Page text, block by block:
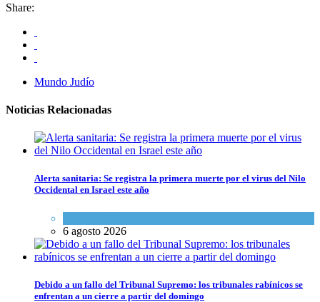
Share:
Mundo Judío
Noticias Relacionadas
Alerta sanitaria: Se registra la primera muerte por el virus del Nilo
Occidental en Israel este año
6 agosto 2026
Debido a un fallo del Tribunal Supremo: los tribunales rabínicos se
enfrentan a un cierre a partir del domingo